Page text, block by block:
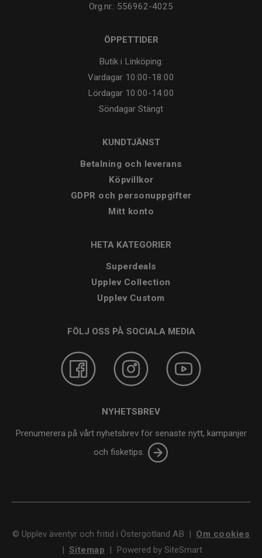
Org.nr.: 556962-4025
ÖPPETTIDER
Butik i Linköping:
Vardagar 10:00-18:00
Lördagar 10:00-14:00
Söndagar Stängt
KUNDTJÄNST
Betalning och leverans
Köpvillkor
GDPR och personuppgifter
Mitt konto
HETA KATEGORIER
Superdeals
Upplev Collection
Upplev Custom
FÖLJ OSS PÅ SOCIALA MEDIA
NYHETSBREV
Prenumerera på vårt nyhetsbrev för senaste nytt, kampanjer
och fisketips.
© Upplev äventyr och fritid i Östergötland AB | Om cookies
| Sitemap | Powered by SiteSmart